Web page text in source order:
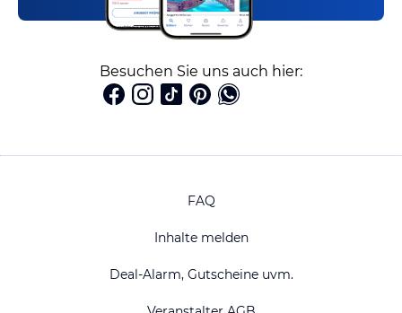
Besuchen Sie uns auch hier:
FAQ
Inhalte melden
Deal-Alarm, Gutscheine uvm.